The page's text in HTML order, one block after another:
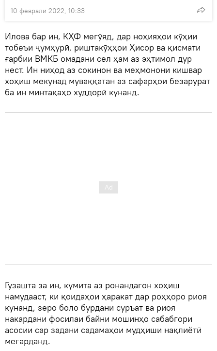
10 феврали 2022, 10:33
Илова бар ин, КҲФ мегӯяд, дар ноҳияҳои кӯҳии
тобеъи ҷумҳурӣ, риштакӯҳҳои Ҳисор ва қисмати
ғарбии ВМКБ омадани сел ҳам аз эҳтимол дур
нест. Ин ниҳод аз сокинон ва меҳмонони кишвар
хоҳиш мекунад муваққатан аз сафарҳои безарурат
ба ин минтақаҳо худдорӣ кунанд.
Гузашта за ин, кумита аз ронандагон хоҳиш
намудааст, ки қоидаҳои ҳаракат дар роҳҳоро риоя
кунанд, зеро боло бурдани суръат ва риоя
накардани фосилаи байни мошинҳо сабабгори
асосии сар задани садамаҳои мудҳиши нақлиётӣ
мегарданд.